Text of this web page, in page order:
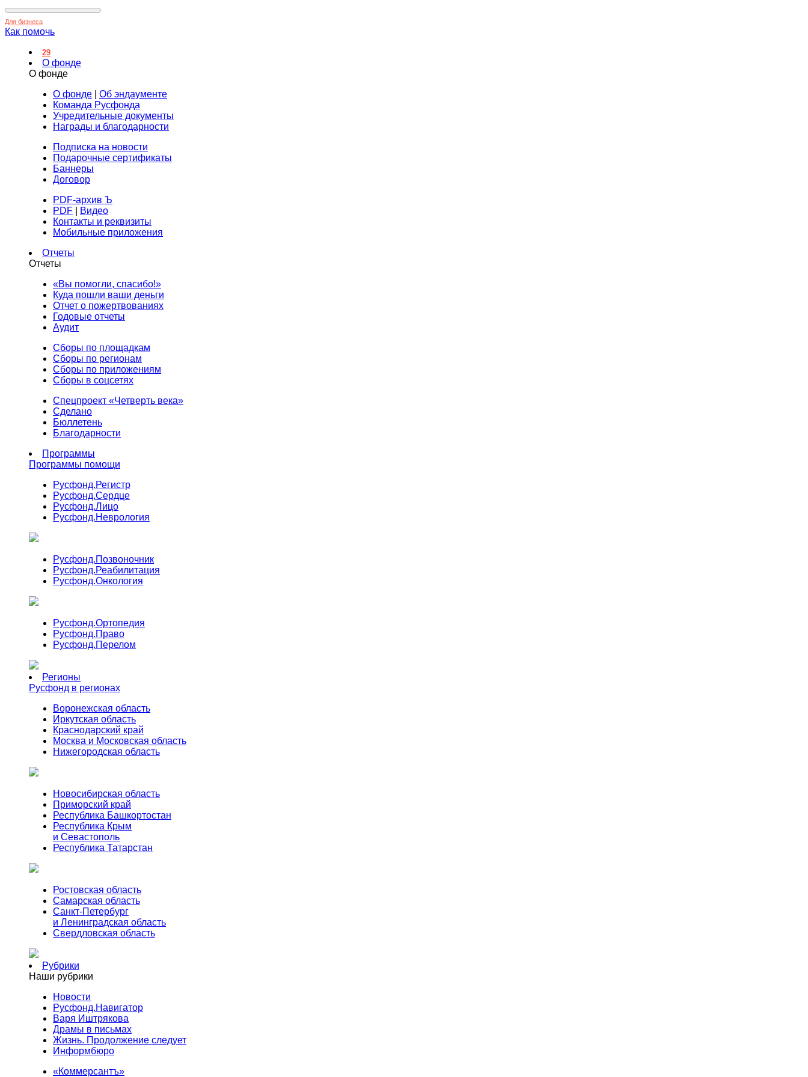
Для бизнеса
Как помочь
29
О фонде
О фонде
О фонде
Об эндаументе
Команда Русфонда
Учредительные документы
Награды и благодарности
Подписка на новости
Подарочные сертификаты
Баннеры
Договор
PDF-архив Ъ
PDF
Видео
Контакты и реквизиты
Мобильные приложения
Отчеты
Отчеты
«Вы помогли, спасибо!»
Куда пошли ваши деньги
Отчет о пожертвованиях
Годовые отчеты
Аудит
Сборы по площадкам
Сборы по регионам
Сборы по приложениям
Сборы в соцсетях
Спецпроект «Четверть века»
Сделано
Бюллетень
Благодарности
Программы
Программы помощи
Русфонд.Регистр
Русфонд.Сердце
Русфонд.Лицо
Русфонд.Неврология
Русфонд.Позвоночник
Русфонд.Реабилитация
Русфонд.Онкология
Русфонд.Ортопедия
Русфонд.Право
Русфонд.Перелом
Регионы
Русфонд в регионах
Воронежская область
Иркутская область
Краснодарский край
Москва и Московская область
Нижегородская область
Новосибирская область
Приморский край
Республика Башкортостан
Республика Крым
и Севастополь
Республика Татарстан
Ростовская область
Самарская область
Санкт-Петербург
и Ленинградская область
Свердловская область
Рубрики
Наши рубрики
Новости
Русфонд.Навигатор
Варя Иштрякова
Драмы в письмах
Жизнь. Продолжение следует
Информбюро
«Коммерсантъ»